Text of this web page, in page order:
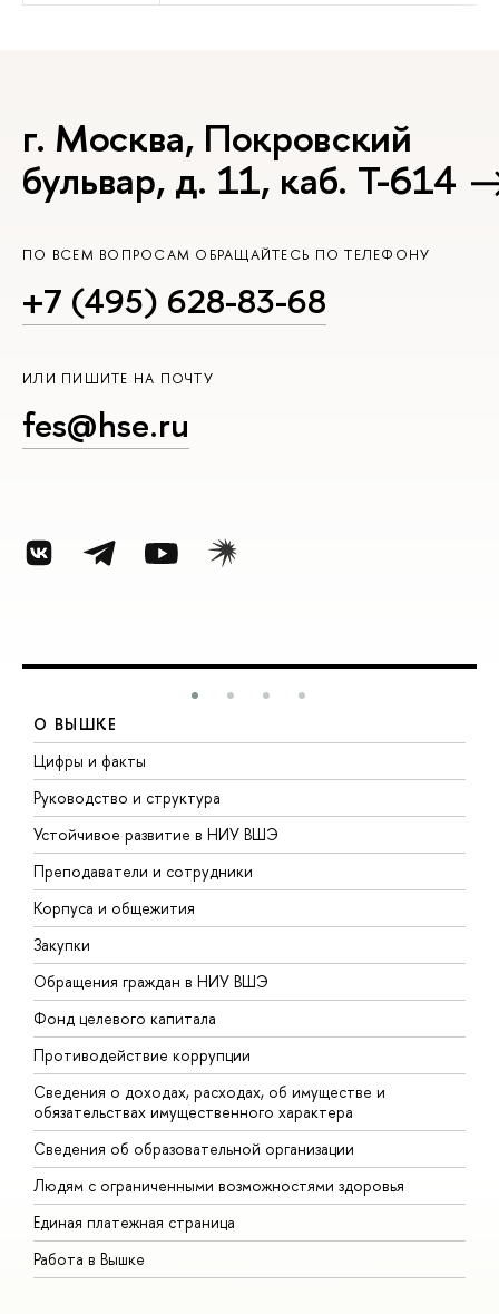
г. Москва, Покровский
бульвар, д. 11, каб. Т-614
ПО ВСЕМ ВОПРОСАМ ОБРАЩАЙТЕСЬ ПО ТЕЛЕФОНУ
+7 (495) 628-83-68
ИЛИ ПИШИТЕ НА ПОЧТУ
fes@hse.ru
О ВЫШКЕ
Цифры и факты
Руководство и структура
Устойчивое развитие в НИУ ВШЭ
Преподаватели и сотрудники
Корпуса и общежития
Закупки
Обращения граждан в НИУ ВШЭ
Фонд целевого капитала
Противодействие коррупции
Сведения о доходах, расходах, об имуществе и
обязательствах имущественного характера
Сведения об образовательной организации
Людям с ограниченными возможностями здоровья
Единая платежная страница
Работа в Вышке